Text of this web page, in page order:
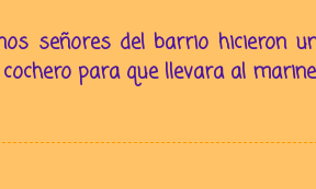
señores del barrio hicieron
para que llevara al